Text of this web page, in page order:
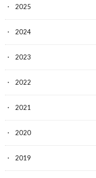
2025
2024
2023
2022
2021
2020
2019